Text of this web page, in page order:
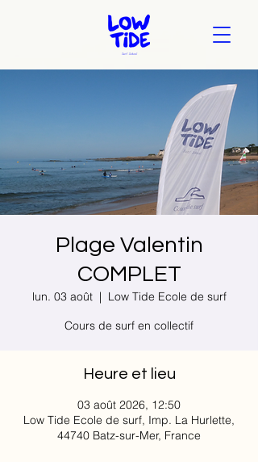
Plage Valentin
COMPLET
lun. 03 août
  |
Low Tide Ecole de surf
Cours de surf en collectif
Heure et lieu
03 août 2026, 12:50
Low Tide Ecole de surf, Imp. La Hurlette,
44740 Batz-sur-Mer, France